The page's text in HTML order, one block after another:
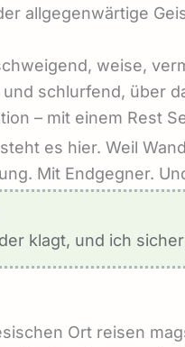
allgegenwärtige
weise,
schlurfend, über
– mit einem Rest
es hier. Weil
Mit Endgegner.
klagt, und ich
Ort reisen